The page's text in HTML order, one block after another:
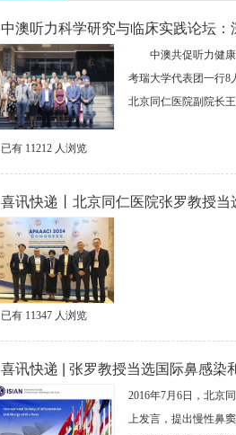
中澳听力科学研究与临床实践论坛
中澳共促听力健康
考瑞大学代表团一行8
北京同仁医院副院长
已有 11212 人浏览
喜讯快递丨北京同仁医院张罗教授
已有 11347 人浏览
喜讯快递 | 张罗教授当选国际鼻感染
2016年7月6日，北京
上发言，提出慢性鼻